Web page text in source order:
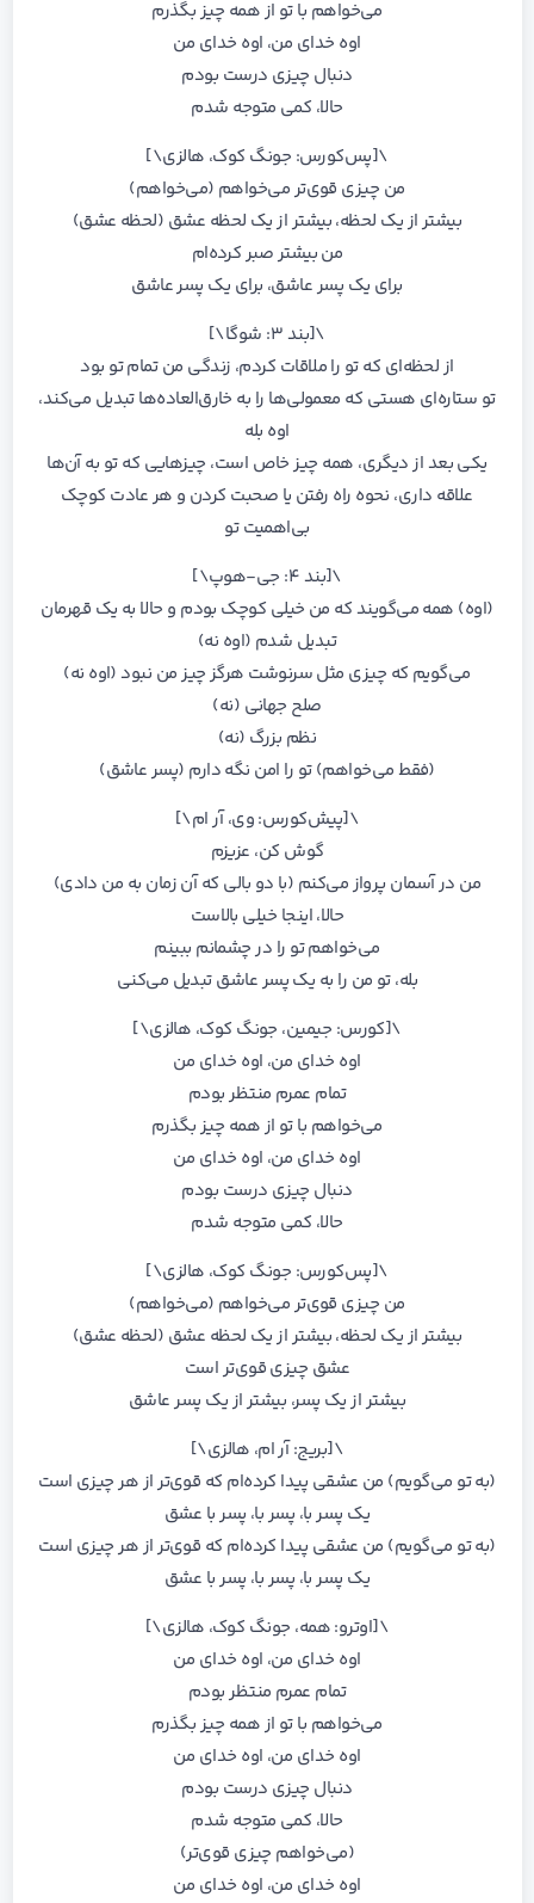
می‌خواهم با تو از همه چیز بگذرم
اوه خدای من، اوه خدای من
دنبال چیزی درست بودم
حالا، کمی متوجه شدم
\[پس‌کورس: جونگ کوک، هالزی\]
من چیزی قوی‌تر می‌خواهم (می‌خواهم)
بیشتر از یک لحظه، بیشتر از یک لحظه عشق (لحظه عشق)
من بیشتر صبر کرده‌ام
برای یک پسر عاشق، برای یک پسر عاشق
\[بند ۳: شوگا\]
از لحظه‌ای که تو را ملاقات کردم، زندگی من تمام تو بود
تو ستاره‌ای هستی که معمولی‌ها را به خارق‌العاده‌ها تبدیل می‌کند،
اوه بله
یکی بعد از دیگری، همه چیز خاص است، چیزهایی که تو به آن‌ها
علاقه داری، نحوه راه رفتن یا صحبت کردن و هر عادت کوچک
بی‌اهمیت تو
\[بند ۴: جی-هوپ\]
(اوه) همه می‌گویند که من خیلی کوچک بودم و حالا به یک قهرمان
تبدیل شدم (اوه نه)
می‌گویم که چیزی مثل سرنوشت هرگز چیز من نبود (اوه نه)
صلح جهانی (نه)
نظم بزرگ (نه)
(فقط می‌خواهم) تو را امن نگه دارم (پسر عاشق)
\[پیش‌کورس: وی، آر ام\]
گوش کن، عزیزم
من در آسمان پرواز می‌کنم (با دو بالی که آن زمان به من دادی)
حالا، اینجا خیلی بالاست
می‌خواهم تو را در چشمانم ببینم
بله، تو من را به یک پسر عاشق تبدیل می‌کنی
\[کورس: جیمین، جونگ کوک، هالزی\]
اوه خدای من، اوه خدای من
تمام عمرم منتظر بودم
می‌خواهم با تو از همه چیز بگذرم
اوه خدای من، اوه خدای من
دنبال چیزی درست بودم
حالا، کمی متوجه شدم
\[پس‌کورس: جونگ کوک، هالزی\]
من چیزی قوی‌تر می‌خواهم (می‌خواهم)
بیشتر از یک لحظه، بیشتر از یک لحظه عشق (لحظه عشق)
عشق چیزی قوی‌تر است
بیشتر از یک پسر، بیشتر از یک پسر عاشق
\[بریج: آر ام، هالزی\]
(به تو می‌گویم) من عشقی پیدا کرده‌ام که قوی‌تر از هر چیزی است
یک پسر با، پسر با، پسر با عشق
(به تو می‌گویم) من عشقی پیدا کرده‌ام که قوی‌تر از هر چیزی است
یک پسر با، پسر با، پسر با عشق
\[اوترو: همه، جونگ کوک، هالزی\]
اوه خدای من، اوه خدای من
تمام عمرم منتظر بودم
می‌خواهم با تو از همه چیز بگذرم
اوه خدای من، اوه خدای من
دنبال چیزی درست بودم
حالا، کمی متوجه شدم
(می‌خواهم چیزی قوی‌تر)
اوه خدای من، اوه خدای من